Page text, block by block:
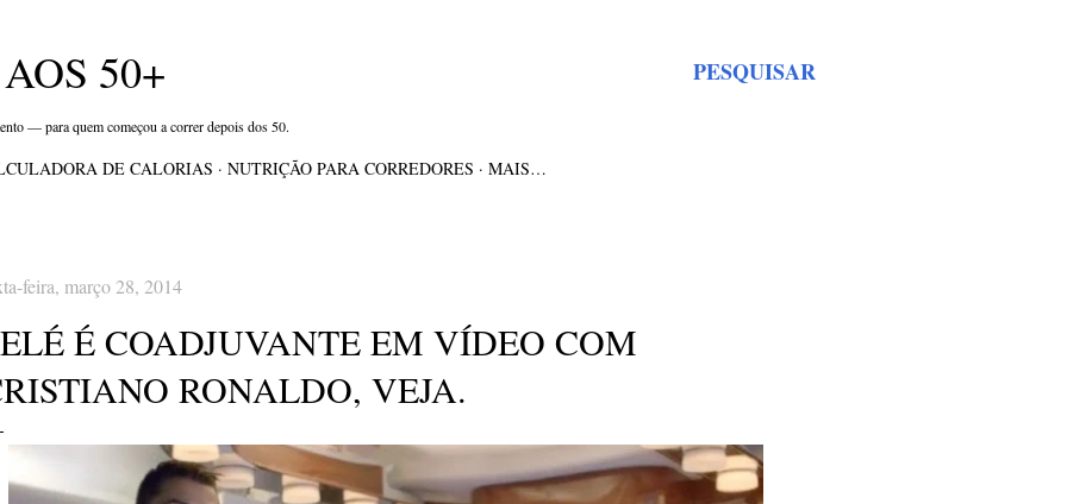
PESQUISAR
50+
— para quem começou a correr depois dos 50.
DE CALORIAS NUTRIÇÃO PARA CORREDORES MAIS…
feira, março 28, 2014
É COADJUVANTE EM VÍDEO COM
RONALDO, VEJA.